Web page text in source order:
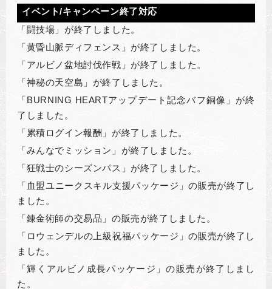
イベント/キャンペーン終了対応
「闘技場」が終了しました。
「黄昏山脈ディフェンス」が終了しました。
「アルビノ盆地討伐作戦」が終了しました。
「神秘の天空島」が終了しました。
「BURNING HEARTアップデート記念バフ銅像」が終
了しました。
「累積ログイン報酬」が終了しました。
「みんなでミッション」が終了しました。
「狂戦士のシーズンパス」が終了しました。
「血盟ユニークスキル支援パッケージ」の販売が終了し
ました。
「錬金術師の交易品」の販売が終了しました。
「ロウェンデルの上級祝福パッケージ」の販売が終了し
ました。
「輝くアルビノ成長パッケージ」の販売が終了しまし
た。